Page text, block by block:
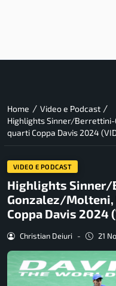
Home / Video e Podcast /
Highlights Sinner/
quarti Coppa Davis 2024
VIDEO E PODCAST
Highlights
Gonzalez/
Coppa Davis 2024
Christian Deiuri - 21